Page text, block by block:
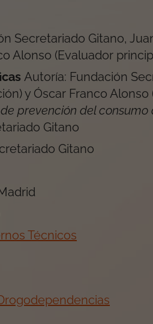
Secretariado Gitano,
Alonso (Evaluador
Autoría: Fundación
y Óscar Franco
prevención del consumo
Gitano
Gitano
Técnicos